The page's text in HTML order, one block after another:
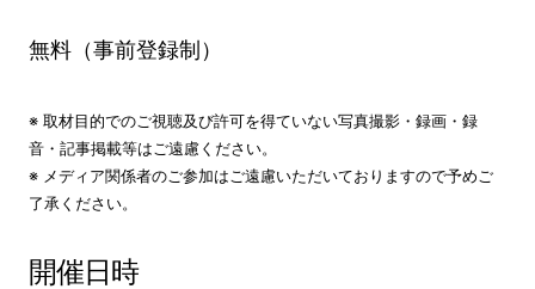
無料（事前登録制）
※ 取材目的でのご視聴及び許可を得ていない写真撮影・録画・録
音・記事掲載等はご遠慮ください。
※ メディア関係者のご参加はご遠慮いただいておりますので予めご
了承ください。
開催日時